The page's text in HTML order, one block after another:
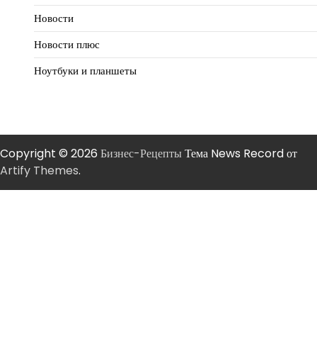
Новости
Новости плюс
Ноутбуки и планшеты
Copyright © 2026 Бизнес-РецептыТема News Record от
Artify Themes.